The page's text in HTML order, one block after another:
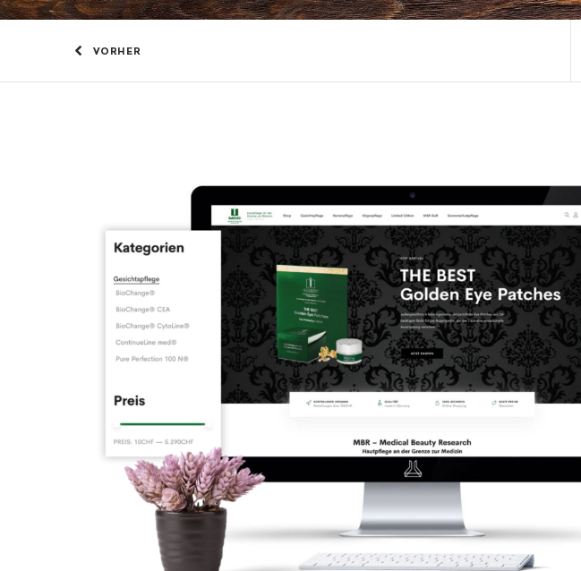
VORHER